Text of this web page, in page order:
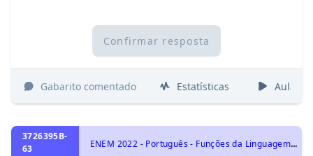
Confirmar resposta
Gabarito comentado Estatísticas Aulas
3726395B-
63
E
NEM 2022 - Português - Funções da Linguagem: emotiva, apelativa, referencial, metalinguística, fática e poética.